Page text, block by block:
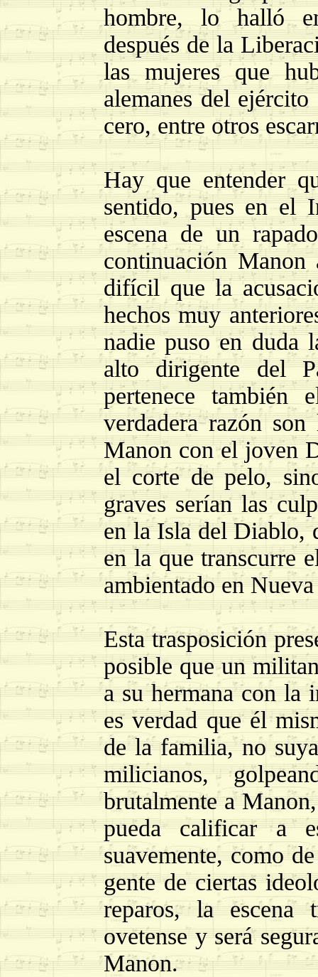
hombre, lo halló
después de la
las mujeres que
alemanes del
cero, entre otros
Hay que entender
sentido, pues en el
escena de un
continuación Manon
difícil que la
hechos muy
nadie puso en duda
alto dirigente del
pertenece también
verdadera razón
Manon con el joven
el corte de pelo,
graves serían las
en la Isla del Diablo,
en la que transcurre
ambientado en
Esta trasposición
posible que un
a su hermana con la
es verdad que él
de la familia, no
milicianos,
brutalmente a
pueda calificar a
suavemente, como
gente de ciertas
reparos, la escena
ovetense y será
Manon.